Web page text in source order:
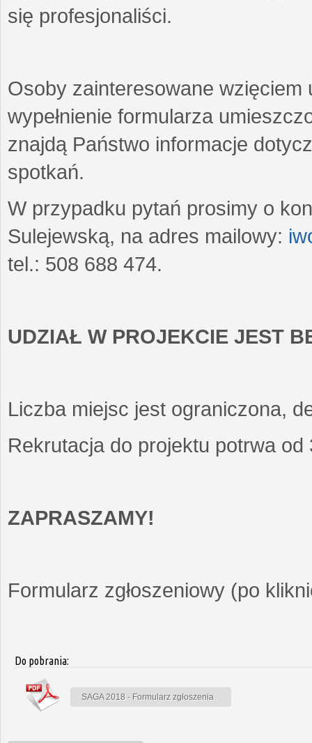
się profesjonaliści.
Osoby zainteresowane wzięciem
wypełnienie formularza
znajdą Państwo informacje
spotkań.
W przypadku pytań prosimy o
Sulejewską, na adres mailowy:
tel.: 508 688 474.
UDZIAŁ W PROJEKCIE JEST
Liczba miejsc jest ograniczona,
Rekrutacja do projektu potrwa
ZAPRASZAMY!
Formularz zgłoszeniowy (po
Do pobrania:
SAGA 2018 - Formularz zgłoszenia